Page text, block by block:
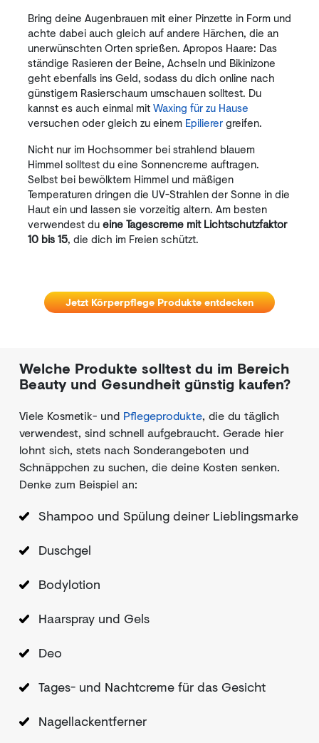
Bring deine Augenbrauen mit einer Pinzette in Form und
achte dabei auch gleich auf andere Härchen, die an
unerwünschten Orten sprießen. Apropos Haare: Das
ständige Rasieren der Beine, Achseln und Bikinizone
geht ebenfalls ins Geld, sodass du dich online nach
günstigem Rasierschaum umschauen solltest. Du
kannst es auch einmal mitWaxing für zu Hause
versuchen oder gleich zu einem Epilierergreifen.
Nicht nur im Hochsommer bei strahlend blauem
Himmel solltest du eine Sonnencreme auftragen.
Selbst bei bewölktem Himmel und mäßigen
Temperaturen dringen die UV-Strahlen der Sonne in die
Haut ein und lassen sie vorzeitig altern. Am besten
verwendest dueine Tagescreme mit Lichtschutzfaktor
10 bis 15, die dich im Freien schützt.
Jetzt Körperpflege Produkte entdecken
Welche Produkte solltest du im Bereich
Beauty und Gesundheit günstig kaufen?
Viele Kosmetik- und Pflegeprodukte, die du täglich
verwendest, sind schnell aufgebraucht. Gerade hier
lohnt sich, stets nach Sonderangeboten und
Schnäppchen zu suchen, die deine Kosten senken.
Denke zum Beispiel an:
Shampoo und Spülung deiner Lieblingsmarke
Duschgel
Bodylotion
Haarspray und Gels
Deo
Tages- und Nachtcreme für das Gesicht
Nagellackentferner